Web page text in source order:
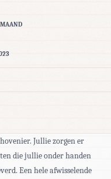
Jullie zorgen er
die jullie onder handen
Een hele afwisselende